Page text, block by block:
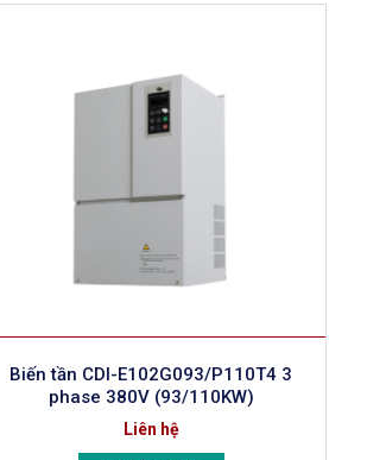
Biến tần CDI-E102G093/P110T4 3
phase 380V (93/110KW)
Liên hệ